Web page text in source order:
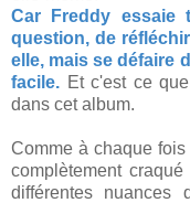
Car Freddy essaie
question, de
elle, mais se défaire
facile. Et c'est ce
dans cet album.
Comme à chaque
complètement
différentes nuances